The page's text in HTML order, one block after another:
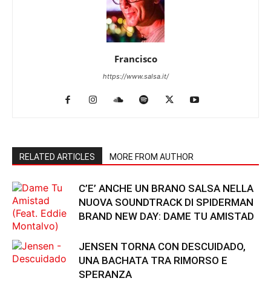
Francisco
https://www.salsa.it/
RELATED ARTICLES MORE FROM AUTHOR
C’E’ ANCHE UN BRANO SALSA NELLA
NUOVA SOUNDTRACK DI SPIDERMAN
BRAND NEW DAY: DAME TU AMISTAD
JENSEN TORNA CON DESCUIDADO,
UNA BACHATA TRA RIMORSO E
SPERANZA